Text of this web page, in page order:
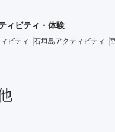
ィビティ・体験
ビティ 石垣島アクティビティ